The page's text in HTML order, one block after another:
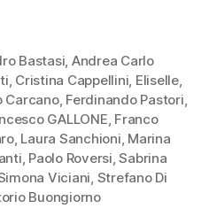
Bastasi, Andrea Carlo
, Cristina Cappellini, Eliselle,
Carcano, Ferdinando Pastori,
GALLONE, Franco
, Laura Sanchioni, Marina
, Paolo Roversi,Sabrina
Viciani, Strefano Di
Buongiorno